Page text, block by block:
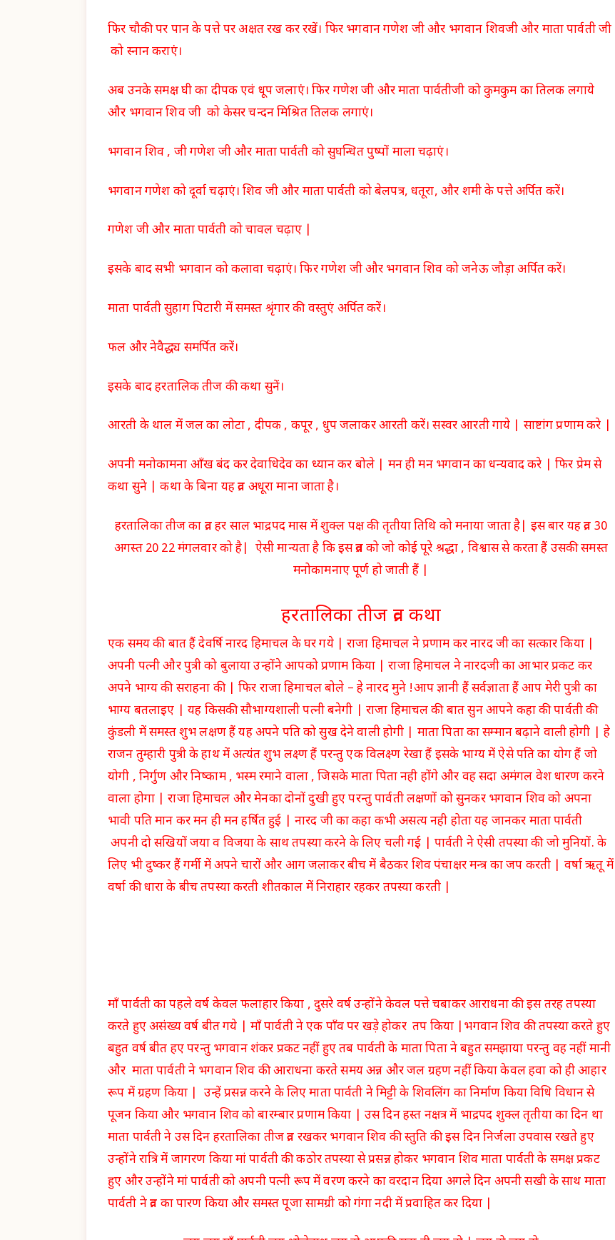
फिर चौकी पर पान के पत्ते पर अक्षत रख कर रखें। फिर भगवान गणेश जी और भगवान शिवजी और माता पार्वती जी
को स्नान कराएं।
अब उनके समक्ष घी का दीपक एवं धूप जलाएं। फिर गणेश जी और माता पार्वतीजी को कुमकुम का तिलक लगाये
और भगवान शिव जी को केसर चन्दन मिश्रित तिलक लगाएं।
भगवान शिव , जी गणेश जी और माता पार्वती को सुघन्धित पुष्पों माला चढ़ाएं।
भगवान गणेश को दूर्वा चढ़ाएं। शिव जी और माता पार्वती को बेलपत्र, धतूरा, और शमी के पत्ते अर्पित करें।
गणेश जी और माता पार्वती को चावल चढ़ाए |
इसके बाद सभी भगवान को कलावा चढ़ाएं। फिर गणेश जी और भगवान शिव को जनेऊ जौड़ा अर्पित करें।
माता पार्वती सुहाग पिटारी में समस्त श्रृंगार की वस्तुएं अर्पित करें।
फल और नेवैद्ध्य समर्पित करें।
इसके बाद हरतालिक तीज की कथा सुनें।
आरती के थाल में जल का लोटा , दीपक , कपूर , धुप जलाकर आरती करें। सस्वर आरती गाये | साष्टांग प्रणाम करे |
अपनी मनोकामना आँख बंद कर देवाधिदेव का ध्यान कर बोले | मन ही मन भगवान का धन्यवाद करे | फिर प्रेम से
कथा सुने | कथा के बिना यह व्रत अधूरा माना जाता है।
हरतालिका तीज का व्रत हर साल भाद्रपद मास में शुक्ल पक्ष की तृतीया तिथि को मनाया जाता है| इस बार यह व्रत 30
अगस्त 20 22 मंगलवार को है| ऐसी मान्यता है कि इस व्रत को जो कोई पूरे श्रद्धा , विश्वास से करता हैं उसकी समस्त
मनोकामनाए पूर्ण हो जाती हैं |
हरतालिका तीज व्रत कथा
एक समय की बात हैं देवर्षि नारद हिमाचल के घर गये | राजा हिमाचल ने प्रणाम कर नारद जी का सत्कार किया |
अपनी पत्नी और पुत्री को बुलाया उन्होंने आपको प्रणाम किया | राजा हिमाचल ने नारदजी का आभार प्रकट कर
अपने भाग्य की सराहना की | फिर राजा हिमाचल बोले – हे नारद मुने !आप ज्ञानी हैं सर्वज्ञाता हैं आप मेरी पुत्री का
भाग्य बतलाइए | यह किसकी सौभाग्यशाली पत्नी बनेगी | राजा हिमाचल की बात सुन आपने कहा की पार्वती की
कुंडली में समस्त शुभ लक्षण हैं यह अपने पति को सुख देने वाली होगी | माता पिता का सम्मान बढ़ाने वाली होगी | हे
राजन तुम्हारी पुत्री के हाथ में अत्यंत शुभ लक्ष्ण हैं परन्तु एक विलक्ष्ण रेखा हैं इसके भाग्य में ऐसे पति का योग हैं जो
योगी , निर्गुण और निष्काम , भस्म रमाने वाला , जिसके माता पिता नही होंगे और वह सदा अमंगल वेश धारण करने
वाला होगा | राजा हिमाचल और मेनका दोनों दुखी हुए परन्तु पार्वती लक्षणों को सुनकर भगवान शिव को अपना
भावी पति मान कर मन ही मन हर्षित हुई | नारद जी का कहा कभी असत्य नही होता यह जानकर माता पार्वती
अपनी दो सखियों जया व विजया के साथ तपस्या करने के लिए चली गई | पार्वती ने ऐसी तपस्या की जो मुनियों. के
लिए भी दुष्कर हैं गर्मी में अपने चारों और आग जलाकर बीच में बैठकर शिव पंचाक्षर मन्त्र का जप करती | वर्षा ऋतू में
वर्षा की धारा के बीच तपस्या करती शीतकाल में निराहार रहकर तपस्या करती |
माँ पार्वती का पहले वर्ष केवल फलाहार किया , दुसरे वर्ष उन्होंने केवल पत्ते चबाकर आराधना की इस तरह तपस्या
करते हुए असंख्य वर्ष बीत गये | माँ पार्वती ने एक पाँव पर खड़े होकर तप किया |भगवान शिव की तपस्या करते हुए
बहुत वर्ष बीत हए परन्तु भगवान शंकर प्रकट नहीं हुए तब पार्वती के माता पिता ने बहुत समझाया परन्तु वह नहीं मानी
और माता पार्वती ने भगवान शिव की आराधना करते समय अन्न और जल ग्रहण नहीं किया केवल हवा को ही आहार
रूप में ग्रहण किया | उन्हें प्रसन्न करने के लिए माता पार्वती ने मिट्टी के शिवलिंग का निर्माण किया विधि विधान से
पूजन किया और भगवान शिव को बारम्बार प्रणाम किया | उस दिन हस्त नक्षत्र में भाद्रपद शुक्ल तृतीया का दिन था
माता पार्वती ने उस दिन हरतालिका तीज व्रत रखकर भगवान शिव की स्तुति की इस दिन निर्जला उपवास रखते हुए
उन्होंने रात्रि में जागरण किया मां पार्वती की कठोर तपस्या से प्रसन्न होकर भगवान शिव माता पार्वती के समक्ष प्रकट
हुए और उन्होंने मां पार्वती को अपनी पत्नी रूप में वरण करने का वरदान दिया अगले दिन अपनी सखी के साथ माता
पार्वती ने व्रत का पारण किया और समस्त पूजा सामग्री को गंगा नदी में प्रवाहित कर दिया |